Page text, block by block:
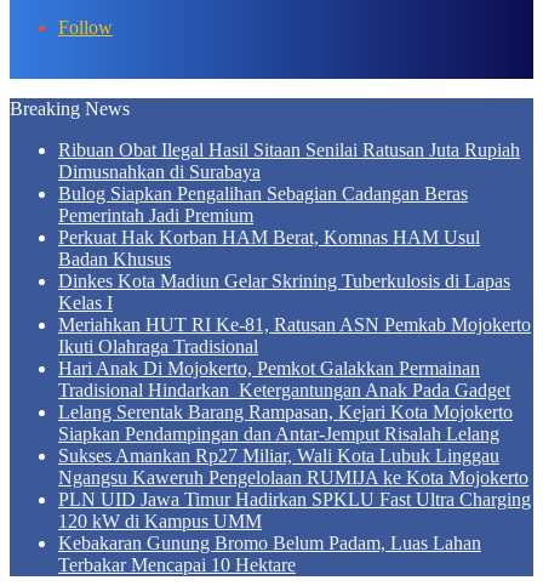
In
Follow
Breaking News
Ribuan Obat Ilegal Hasil Sitaan Senilai Ratusan Juta Rupiah
Dimusnahkan di Surabaya
Bulog Siapkan Pengalihan Sebagian Cadangan Beras
Pemerintah Jadi Premium
Perkuat Hak Korban HAM Berat, Komnas HAM Usul
Badan Khusus
Dinkes Kota Madiun Gelar Skrining Tuberkulosis di Lapas
Kelas I
Meriahkan HUT RI Ke-81, Ratusan ASN Pemkab Mojokerto
Ikuti Olahraga Tradisional
Hari Anak Di Mojokerto, Pemkot Galakkan Permainan
Tradisional Hindarkan Ketergantungan Anak Pada Gadget
Lelang Serentak Barang Rampasan, Kejari Kota Mojokerto
Siapkan Pendampingan dan Antar-Jemput Risalah Lelang
Sukses Amankan Rp27 Miliar, Wali Kota Lubuk Linggau
Ngangsu Kaweruh Pengelolaan RUMIJA ke Kota Mojokerto
PLN UID Jawa Timur Hadirkan SPKLU Fast Ultra Charging
120 kW di Kampus UMM
Kebakaran Gunung Bromo Belum Padam, Luas Lahan
Terbakar Mencapai 10 Hektare